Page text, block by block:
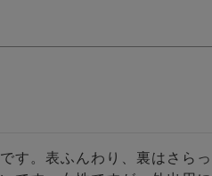
す。表ふんわり、裏はさら